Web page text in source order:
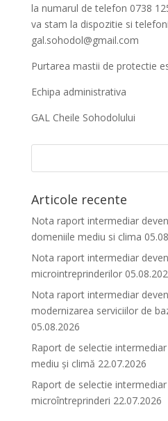
la numarul de telefon 0738
va stam la dispozitie si
gal.sohodol@gmail.com
Purtarea mastii de protectie
Echipa administrativa
GAL Cheile Sohodolului
Articole recente
Nota raport intermediar
domeniile mediu si clima
Nota raport intermediar
microintreprinderilor
Nota raport intermediar
modernizarea serviciilor de
05.08.2026
Raport de selectie
mediu și climă 22.07.2026
Raport de selectie
microîntreprinderi 22.07.2026